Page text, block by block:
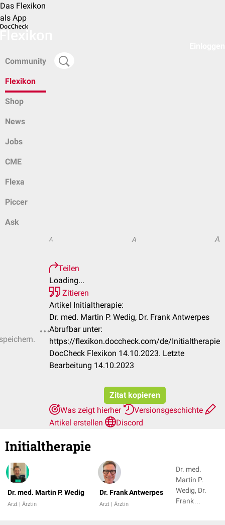
Das Flexikon
als App
Community
Flexikon
Shop
News
Jobs
CME
Flexa
Piccer
Ask
A A A
Teilen
Loading...
Zitieren
Artikel Initialtherapie:
Dr. med. Martin P. Wedig, Dr. Frank Antwerpes
Abrufbar unter:
https://flexikon.doccheck.com/de/Initialtherapie
DocCheck Flexikon 14.10.2023. Letzte
Bearbeitung 14.10.2023
Zitat kopieren
Was zeigt hierher
Versionsgeschichte
Artikel erstellen
Discord
Initialtherapie
Dr. med. Martin P. Wedig
Arzt | Ärztin
Dr. Frank Antwerpes
Arzt | Ärztin
Dr. med.
Martin P.
Wedig, Dr.
Frank